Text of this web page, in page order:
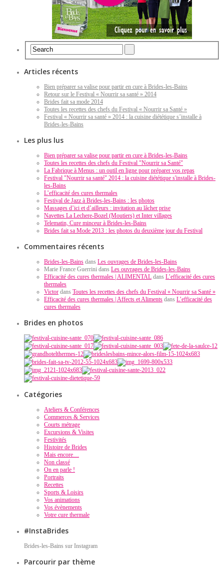
Articles récents
Bien préparer sa valise pour partir en cure à Brides-les-Bains
Retour sur le Festival « Nourrir sa santé » 2014
Brides fait sa mode 2014
Toutes les recettes des chefs du Festival « Nourrir sa Santé »
Festival « Nourrir sa santé » 2014 : la cuisine diététique s’installe à
Brides-les-Bains
Les plus lus
Bien préparer sa valise pour partir en cure à Brides-les-Bains
Toutes les recettes des chefs du Festival "Nourrir sa Santé"
La Fabrique à Menus : un outil en ligne pour préparer vos repas
Festival "Nourrir sa santé" 2014 : la cuisine diététique s'installe à Brides-
les-Bains
L’efficacité des cures thermales
Festival de Jazz à Brides-les-Bains : les photos
Massages d’ici et d’ailleurs : invitation au lâcher prise
Navettes La Lechere-Bozel (Moutiers) et Inter villages
Telematin, Cure minceur à Brides-les-Bains
Brides fait sa Mode 2013 : les photos du deuxième jour du Festival
Commentaires récents
Brides-les-Bains dans Les ouvrages de Brides-les-Bains
Marie France Guerrini dans Les ouvrages de Brides-les-Bains
Efficacité des cures thermales | ALIMENTAL dans L’efficacité des cures
thermales
Victor dans Toutes les recettes des chefs du Festival « Nourrir sa Santé »
Efficacité des cures thermales | Affects et Aliments dans L’efficacité des
cures thermales
Brides en photos
Catégories
Ateliers & Conférences
Commerces & Services
Courts métrage
Excursions & Visites
Festivités
Histoire de Brides
Mais encore…
Non classé
On en parle !
Portraits
Recettes
Sports & Loisirs
Vos animations
Vos évènements
Votre cure thermale
#InstaBrides
Brides-les-Bains sur Instagram
Parcourir par thème